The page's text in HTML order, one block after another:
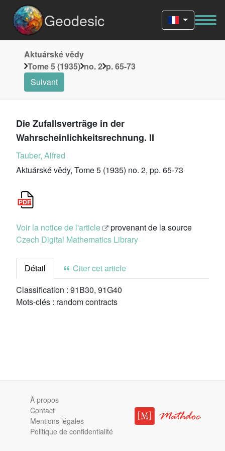
Geodesic
Aktuárské vědy
Tome 5 (1935) no. 2 p. 65-73
Suivant
Die Zufallsverträge in der
Wahrscheinlichkeitsrechnung. II
Tauber, Alfred
Aktuárské vědy, Tome 5 (1935) no. 2, pp. 65-73
Voir la notice de l'article
provenant de la source
Czech Digital Mathematics Library
Détail
Citer cet article
Classification : 91B30, 91G40
Mots-clés : random contracts
À propos
Contact
Mentions légales
Politique de confidentialité